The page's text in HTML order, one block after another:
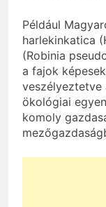
Például
harlekinkatica
(Robinia
a fajok
veszélyeztetve
ökológiai
komoly